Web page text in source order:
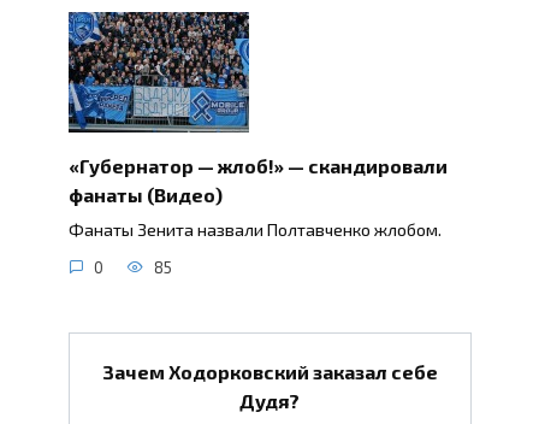
«Губернатор — жлоб!» — скандировали
фанаты (Видео)
Фанаты Зенита назвали Полтавченко жлобом.
0 85
Зачем Ходорковский заказал себе
Дудя?